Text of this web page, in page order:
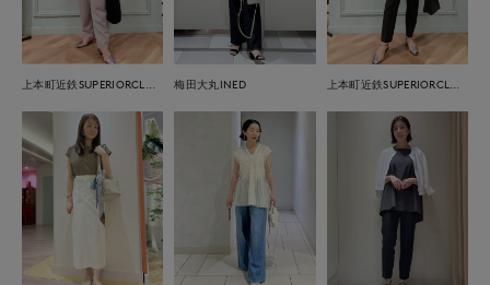
梅田大丸INED